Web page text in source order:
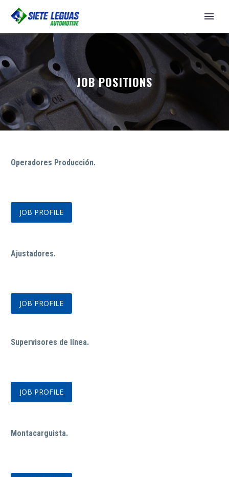
JOB POSITIONS
Operadores Producción.
JOB PROFILE
Ajustadores.
JOB PROFILE
Supervisores de línea.
JOB PROFILE
Montacarguista.